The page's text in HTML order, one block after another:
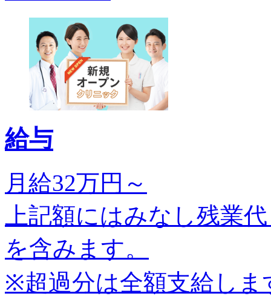
給与
月給32万円～
上記額にはみなし残業
を含みます。
※超過分は全額支給しま